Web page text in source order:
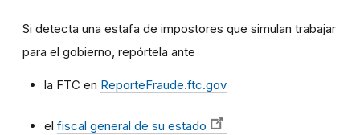
Si detecta una estafa de impostores que simulan trabajar
para el gobierno, repórtela ante
la FTC en ReporteFraude.ftc.gov
el fiscal general de su estado